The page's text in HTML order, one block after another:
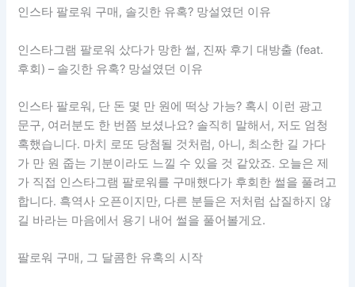
인스타 팔로워 구매, 솔깃한 유혹? 망설였던 이유
인스타그램 팔로워 샀다가 망한 썰, 진짜 후기 대방출 (feat.
후회) – 솔깃한 유혹? 망설였던 이유
인스타 팔로워, 단 돈 몇 만 원에 떡상 가능? 혹시 이런 광고
문구, 여러분도 한 번쯤 보셨나요? 솔직히 말해서, 저도 엄청
혹했습니다. 마치 로또 당첨될 것처럼, 아니, 최소한 길 가다
가 만 원 줍는 기분이라도 느낄 수 있을 것 같았죠. 오늘은 제
가 직접 인스타그램 팔로워를 구매했다가 후회한 썰을 풀려고
합니다. 흑역사 오픈이지만, 다른 분들은 저처럼 삽질하지 않
길 바라는 마음에서 용기 내어 썰을 풀어볼게요.
팔로워 구매, 그 달콤한 유혹의 시작